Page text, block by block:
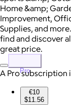
Home &amp;
Improvement,
Supplies, and
find and discover
great price.
Pro
A Pro subscription
€10
$11.56